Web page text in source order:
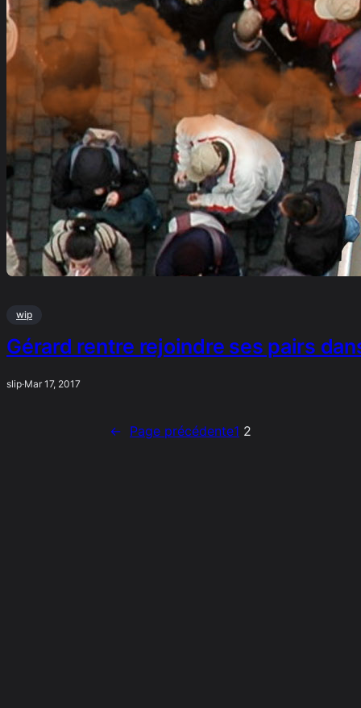
wip
Gérard rentre rejoindre ses pairs
slip·Mar 17, 2017
← Page précédente1 2